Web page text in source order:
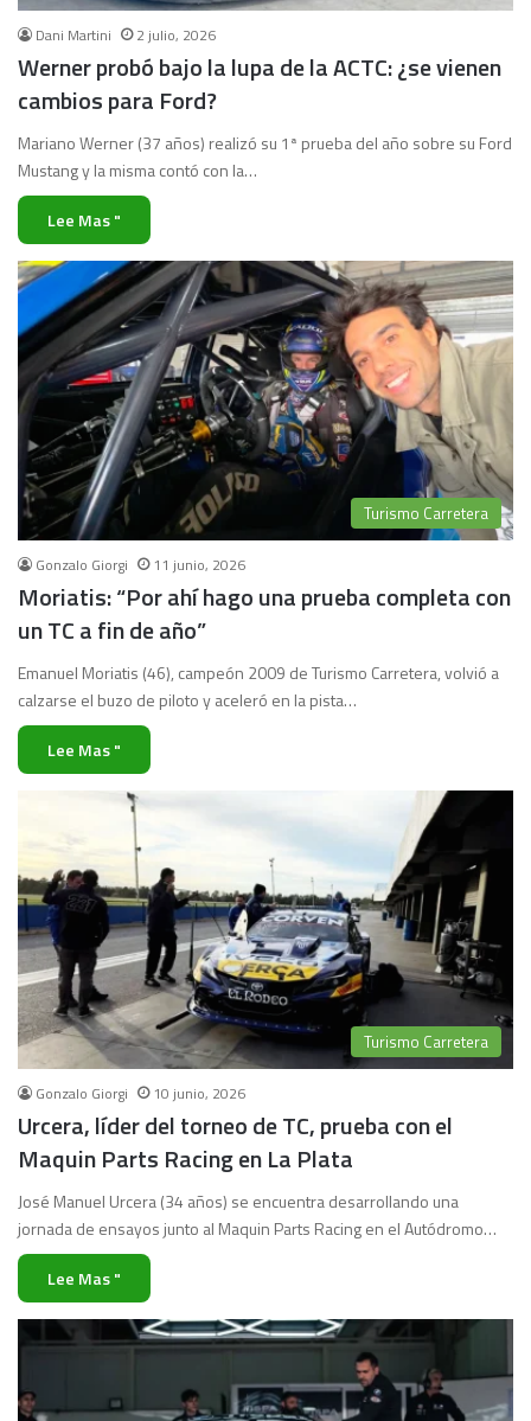
Dani Martini 2 julio, 2026
Werner probó bajo la lupa de la ACTC: ¿se vienen
cambios para Ford?
Mariano Werner (37 años) realizó su 1ª prueba del año sobre su Ford
Mustang y la misma contó con la…
Lee Mas "
Turismo Carretera
Gonzalo Giorgi 11 junio, 2026
Moriatis: “Por ahí hago una prueba completa con
un TC a fin de año”
Emanuel Moriatis (46), campeón 2009 de Turismo Carretera, volvió a
calzarse el buzo de piloto y aceleró en la pista…
Lee Mas "
Turismo Carretera
Gonzalo Giorgi 10 junio, 2026
Urcera, líder del torneo de TC, prueba con el
Maquin Parts Racing en La Plata
José Manuel Urcera (34 años) se encuentra desarrollando una
jornada de ensayos junto al Maquin Parts Racing en el Autódromo…
Lee Mas "